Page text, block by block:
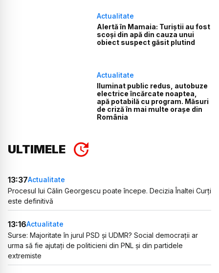
Actualitate
Alertă în Mamaia: Turiștii au fost
scoși din apă din cauza unui
obiect suspect găsit plutind
Actualitate
Iluminat public redus, autobuze
electrice încărcate noaptea,
apă potabilă cu program. Măsuri
de criză în mai multe orașe din
România
ULTIMELE
13:37Actualitate
Procesul lui Călin Georgescu poate începe. Decizia Înaltei Curți
este definitivă
13:16Actualitate
Surse: Majoritate în jurul PSD și UDMR? Social democrații ar
urma să fie ajutați de politicieni din PNL și din partidele
extremiste